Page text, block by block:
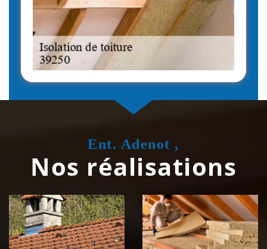
Ent. Adenot ,
Nos réalisations
Couvreur
zingueur 39
Jura
Isolation de
toiture 39
Jura